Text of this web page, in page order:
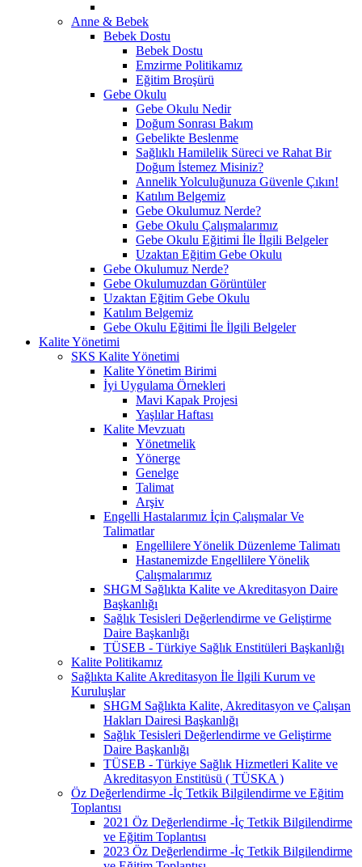
Anne & Bebek
Bebek Dostu
Bebek Dostu
Emzirme Politikamız
Eğitim Broşürü
Gebe Okulu
Gebe Okulu Nedir
Doğum Sonrası Bakım
Gebelikte Beslenme
Sağlıklı Hamilelik Süreci ve Rahat Bir
Doğum İstemez Misiniz?
Annelik Yolculuğunuza Güvenle Çıkın!
Katılım Belgemiz
Gebe Okulumuz Nerde?
Gebe Okulu Çalışmalarımız
Gebe Okulu Eğitimi İle İlgili Belgeler
Uzaktan Eğitim Gebe Okulu
Gebe Okulumuz Nerde?
Gebe Okulumuzdan Görüntüler
Uzaktan Eğitim Gebe Okulu
Katılım Belgemiz
Gebe Okulu Eğitimi İle İlgili Belgeler
Kalite Yönetimi
SKS Kalite Yönetimi
Kalite Yönetim Birimi
İyi Uygulama Örnekleri
Mavi Kapak Projesi
Yaşlılar Haftası
Kalite Mevzuatı
Yönetmelik
Yönerge
Genelge
Talimat
Arşiv
Engelli Hastalarımız İçin Çalışmalar Ve
Talimatlar
Engellilere Yönelik Düzenleme Talimatı
Hastanemizde Engellilere Yönelik
Çalışmalarımız
SHGM Sağlıkta Kalite ve Akreditasyon Daire
Başkanlığı
Sağlık Tesisleri Değerlendirme ve Geliştirme
Daire Başkanlığı
TÜSEB - Türkiye Sağlık Enstitüleri Başkanlığı
Kalite Politikamız
Sağlıkta Kalite Akreditasyon İle İlgili Kurum ve
Kuruluşlar
SHGM Sağlıkta Kalite, Akreditasyon ve Çalışan
Hakları Dairesi Başkanlığı
Sağlık Tesisleri Değerlendirme ve Geliştirme
Daire Başkanlığı
TÜSEB - Türkiye Sağlık Hizmetleri Kalite ve
Akreditasyon Enstitüsü ( TÜSKA )
Öz Değerlendirme -İç Tetkik Bilgilendirme ve Eğitim
Toplantısı
2021 Öz Değerlendirme -İç Tetkik Bilgilendirme
ve Eğitim Toplantısı
2023 Öz Değerlendirme -İç Tetkik Bilgilendirme